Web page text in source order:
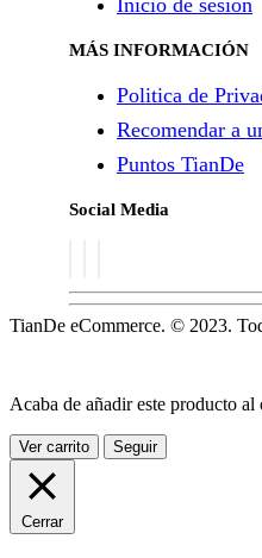
Inicio de sesión
MÁS INFORMACIÓN
Politica de
Recomendar a
Puntos TianDe
Social Media
TianDe eCommerce. © 2023.
Acaba de añadir este producto al
Ver carrito Seguir
Cerrar